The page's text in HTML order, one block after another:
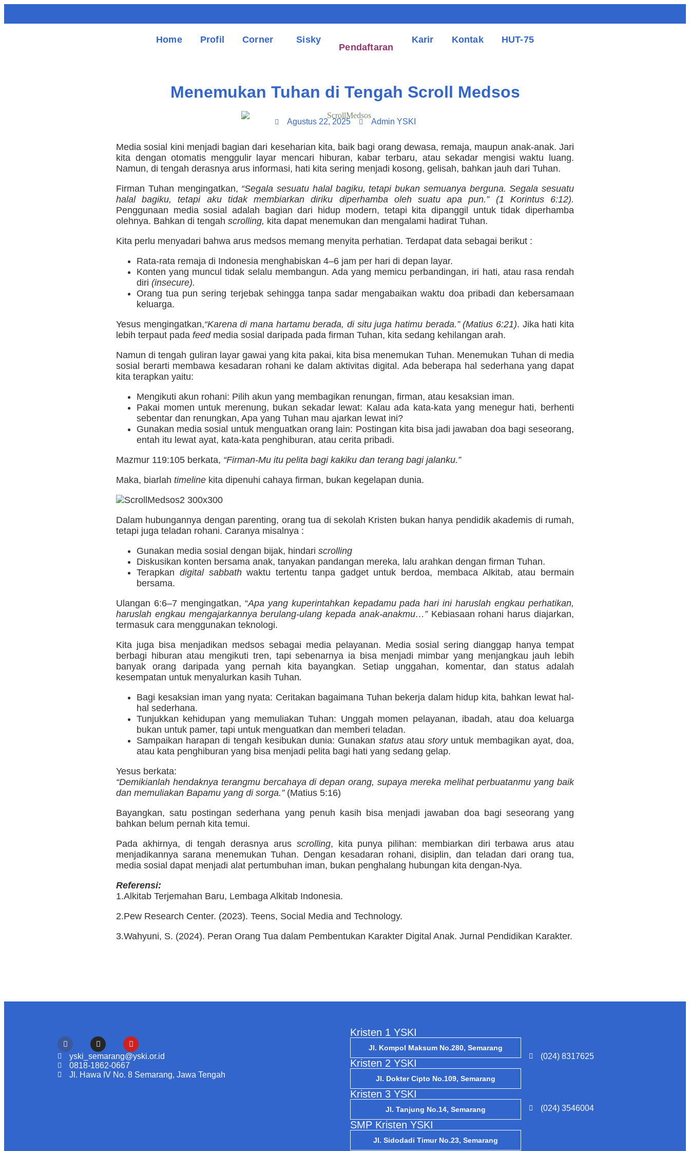
Home Profil Corner Sisky
Pendaftaran
Karir Kontak HUT-75
Menemukan Tuhan di Tengah Scroll Medsos
Agustus 22, 2025 Admin YSKI
Media sosial kini menjadi bagian dari keseharian kita, baik bagi orang dewasa, remaja, maupun anak-anak. Jari
kita dengan otomatis menggulir layar mencari hiburan, kabar terbaru, atau sekadar mengisi waktu luang.
Namun, di tengah derasnya arus informasi, hati kita sering menjadi kosong, gelisah, bahkan jauh dari Tuhan.
Firman Tuhan mengingatkan, “Segala sesuatu halal bagiku, tetapi bukan semuanya berguna. Segala sesuatu
halal bagiku, tetapi aku tidak membiarkan diriku diperhamba oleh suatu apa pun.” (1 Korintus 6:12).
Penggunaan media sosial adalah bagian dari hidup modern, tetapi kita dipanggil untuk tidak diperhamba
olehnya. Bahkan di tengah scrolling, kita dapat menemukan dan mengalami hadirat Tuhan.
Kita perlu menyadari bahwa arus medsos memang menyita perhatian. Terdapat data sebagai berikut :
Rata-rata remaja di Indonesia menghabiskan 4–6 jam per hari di depan layar.
Konten yang muncul tidak selalu membangun. Ada yang memicu perbandingan, iri hati, atau rasa rendah
diri (insecure).
Orang tua pun sering terjebak sehingga tanpa sadar mengabaikan waktu doa pribadi dan kebersamaan
keluarga.
Yesus mengingatkan,“Karena di mana hartamu berada, di situ juga hatimu berada.” (Matius 6:21). Jika hati kita
lebih terpaut pada feedmedia sosial daripada pada firman Tuhan, kita sedang kehilangan arah.
Namun di tengah guliran layar gawai yang kita pakai, kita bisa menemukan Tuhan. Menemukan Tuhan di media
sosial berarti membawa kesadaran rohani ke dalam aktivitas digital. Ada beberapa hal sederhana yang dapat
kita terapkan yaitu:
Mengikuti akun rohani: Pilih akun yang membagikan renungan, firman, atau kesaksian iman.
Pakai momen untuk merenung, bukan sekadar lewat: Kalau ada kata-kata yang menegur hati, berhenti
sebentar dan renungkan, Apa yang Tuhan mau ajarkan lewat ini?
Gunakan media sosial untuk menguatkan orang lain: Postingan kita bisa jadi jawaban doa bagi seseorang,
entah itu lewat ayat, kata-kata penghiburan, atau cerita pribadi.
Mazmur 119:105 berkata, “Firman-Mu itu pelita bagi kakiku dan terang bagi jalanku.”
Maka, biarlah timeline kita dipenuhi cahaya firman, bukan kegelapan dunia.
Dalam hubungannya dengan parenting, orang tua di sekolah Kristen bukan hanya pendidik akademis di rumah,
tetapi juga teladan rohani. Caranya misalnya :
Gunakan media sosial dengan bijak, hindari scrolling
Diskusikan konten bersama anak, tanyakan pandangan mereka, lalu arahkan dengan firman Tuhan.
Terapkan digital sabbathwaktu tertentu tanpa gadget untuk berdoa, membaca Alkitab, atau bermain
bersama.
Ulangan 6:6–7 mengingatkan, “Apa yang kuperintahkan kepadamu pada hari ini haruslah engkau perhatikan,
haruslah engkau mengajarkannya berulang-ulang kepada anak-anakmu…”Kebiasaan rohani harus diajarkan,
termasuk cara menggunakan teknologi.
Kita juga bisa menjadikan medsos sebagai media pelayanan. Media sosial sering dianggap hanya tempat
berbagi hiburan atau mengikuti tren, tapi sebenarnya ia bisa menjadi mimbar yang menjangkau jauh lebih
banyak orang daripada yang pernah kita bayangkan. Setiap unggahan, komentar, dan status adalah
kesempatan untuk menyalurkan kasih Tuhan.
Bagi kesaksian iman yang nyata: Ceritakan bagaimana Tuhan bekerja dalam hidup kita, bahkan lewat hal-
hal sederhana.
Tunjukkan kehidupan yang memuliakan Tuhan: Unggah momen pelayanan, ibadah, atau doa keluarga
bukan untuk pamer, tapi untuk menguatkan dan memberi teladan.
Sampaikan harapan di tengah kesibukan dunia: Gunakan statusataustoryuntuk membagikan ayat, doa,
atau kata penghiburan yang bisa menjadi pelita bagi hati yang sedang gelap.
Yesus berkata:
“Demikianlah hendaknya terangmu bercahaya di depan orang, supaya mereka melihat perbuatanmu yang baik
dan memuliakan Bapamu yang di sorga.”(Matius 5:16)
Bayangkan, satu postingan sederhana yang penuh kasih bisa menjadi jawaban doa bagi seseorang yang
bahkan belum pernah kita temui.
Pada akhirnya, di tengah derasnya arus scrolling, kita punya pilihan: membiarkan diri terbawa arus atau
menjadikannya sarana menemukan Tuhan. Dengan kesadaran rohani, disiplin, dan teladan dari orang tua,
media sosial dapat menjadi alat pertumbuhan iman, bukan penghalang hubungan kita dengan-Nya.
Referensi:
1.Alkitab Terjemahan Baru, Lembaga Alkitab Indonesia.
2.Pew Research Center. (2023). Teens, Social Media and Technology.
3.Wahyuni, S. (2024). Peran Orang Tua dalam Pembentukan Karakter Digital Anak. Jurnal Pendidikan Karakter.
yski_semarang@yski.or.id
0818-1862-0667
Jl. Hawa IV No. 8 Semarang, Jawa Tengah
Kristen 1 YSKI
Jl. Kompol Maksum No.280, Semarang
(024) 8317625
Kristen 2 YSKI
Jl. Dokter Cipto No.109, Semarang
(024) 3546004
Kristen 3 YSKI
Jl. Tanjung No.14, Semarang
SMP Kristen YSKI
Jl. Sidodadi Timur No.23, Semarang